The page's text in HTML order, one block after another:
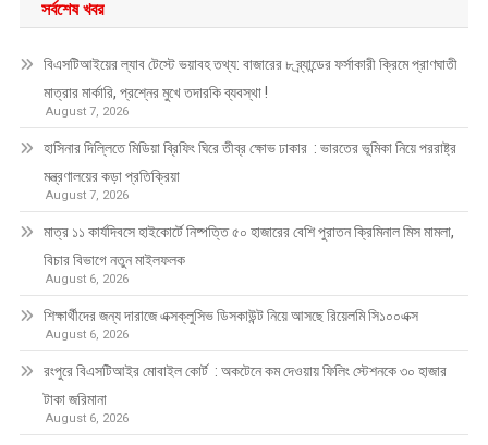
সর্বশেষ খবর
বিএসটিআইয়ের ল্যাব টেস্টে ভয়াবহ তথ্য: বাজারের ৮ ব্র্যান্ডের ফর্সাকারী ক্রিমে প্রাণঘাতী
মাত্রার মার্কারি, প্রশ্নের মুখে তদারকি ব্যবস্থা !
August 7, 2026
হাসিনার দিল্লিতে মিডিয়া ব্রিফিং ঘিরে তীব্র ক্ষোভ ঢাকার : ভারতের ভূমিকা নিয়ে পররাষ্ট্র
মন্ত্রণালয়ের কড়া প্রতিক্রিয়া
August 7, 2026
মাত্র ১১ কার্যদিবসে হাইকোর্টে নিষ্পত্তি ৫০ হাজারের বেশি পুরাতন ক্রিমিনাল মিস মামলা,
বিচার বিভাগে নতুন মাইলফলক
August 6, 2026
শিক্ষার্থীদের জন্য দারাজে এক্সক্লুসিভ ডিসকাউন্ট নিয়ে আসছে রিয়েলমি সি১০০এক্স
August 6, 2026
রংপুরে বিএসটিআইর মোবাইল কোর্ট : অকটেনে কম দেওয়ায় ফিলিং স্টেশনকে ৩০ হাজার
টাকা জরিমানা
August 6, 2026